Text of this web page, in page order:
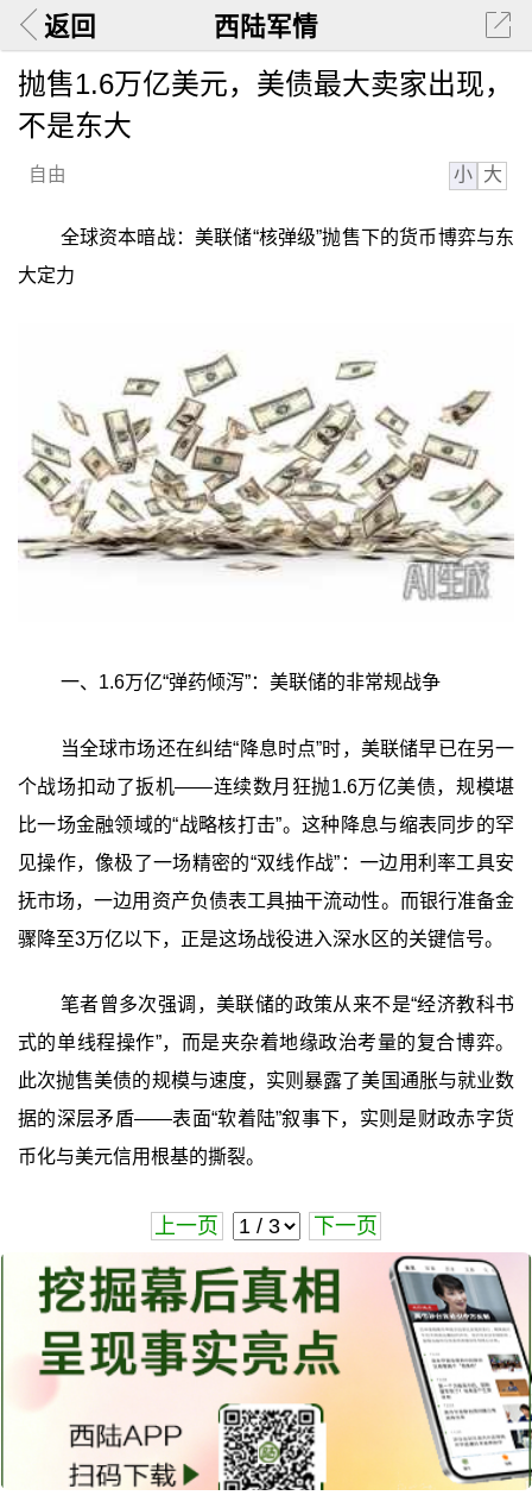
返回 西陆军情
抛售1.6万亿美元，美债最大卖家出现，
不是东大
自由 小 大
全球资本暗战：美联储“核弹级”抛售下的货币博弈与东
大定力
一、1.6万亿“弹药倾泻”：美联储的非常规战争
当全球市场还在纠结“降息时点”时，美联储早已在另一
个战场扣动了扳机——连续数月狂抛1.6万亿美债，规模堪
比一场金融领域的“战略核打击”。这种降息与缩表同步的罕
见操作，像极了一场精密的“双线作战”：一边用利率工具安
抚市场，一边用资产负债表工具抽干流动性。而银行准备金
骤降至3万亿以下，正是这场战役进入深水区的关键信号。
笔者曾多次强调，美联储的政策从来不是“经济教科书
式的单线程操作”，而是夹杂着地缘政治考量的复合博弈。
此次抛售美债的规模与速度，实则暴露了美国通胀与就业数
据的深层矛盾——表面“软着陆”叙事下，实则是财政赤字货
币化与美元信用根基的撕裂。
上一页 下一页